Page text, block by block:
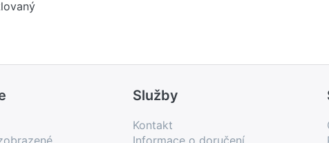
Služby
Kontakt
Informace o doručení